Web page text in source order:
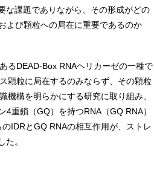
な課題でありながら、その形成がどの
よび顆粒への局在に重要であるのか
るDEAD-Box RNAヘリカーゼの一種で
顆粒に局在するのみならず、その顆粒
構を明らかにする研究に取り組み、
重鎖（GQ）を持つRNA（GQ RNA）
IDRとGQ RNAの相互作用が、ストレ
。